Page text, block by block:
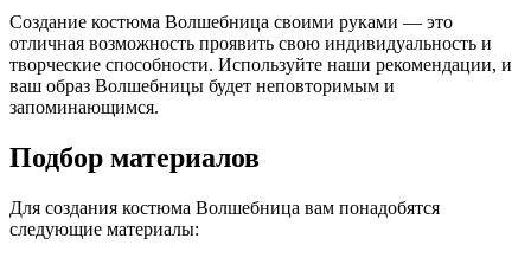
Создание костюма Волшебница своими руками — это
отличная возможность проявить свою индивидуальность и
творческие способности. Используйте наши рекомендации, и
ваш образ Волшебницы будет неповторимым и
запоминающимся.
Подбор материалов
Для создания костюма Волшебница вам понадобятся
следующие материалы: